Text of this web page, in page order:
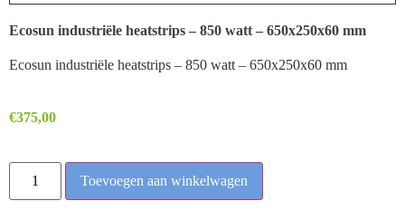
Ecosun industriële heatstrips – 850 watt – 650x250x60 mm
Ecosun industriële heatstrips – 850 watt – 650x250x60 mm
€375,00
Toevoegen aan winkelwagen